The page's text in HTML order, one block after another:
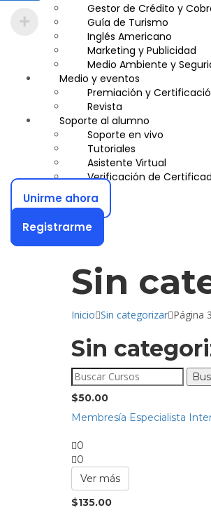
Gestor de Crédito y
Guía de Turismo
Inglés Americano
Marketing y Publicidad
Medio Ambiente y
Plataforma Bancaria y
Secretaria Corporativo
Telemarketing
Ventas de Productos y
Visitador Médico
Medio y eventos
Premiación y
Revista
Soporte al alumno
Soporte en vivo
Tutoriales
Asistente Virtual
Verificación de
Unirme ahora
Registrarme
Sin
Inicio Sin categorizar Página 3
Sin
Buscar:
$50.00
Membresía Especialista
0
0
Ver más
$135.00